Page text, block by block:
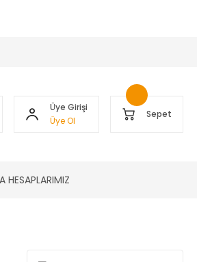
Üye Girişi
Üye Ol
Sepet
HESAPLARIMIZ